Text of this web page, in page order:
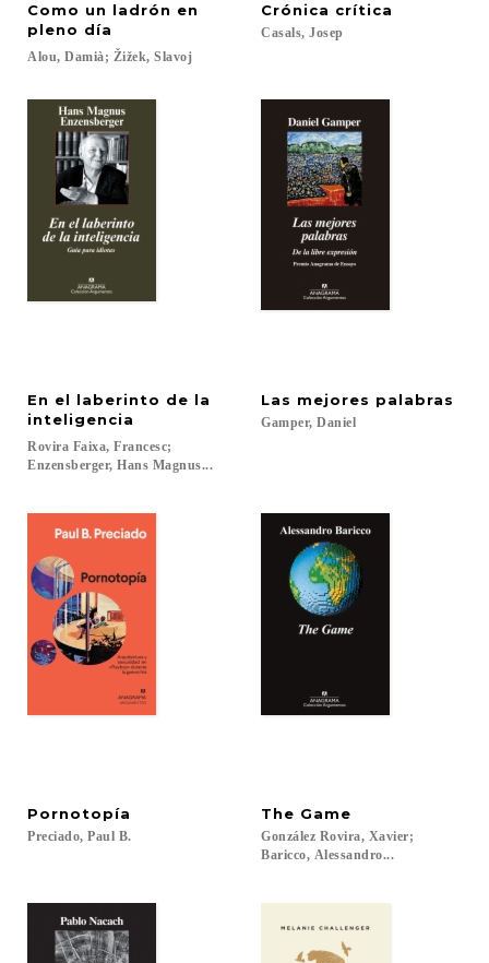
Como un ladrón en
pleno día
Alou, Damià; Žižek, Slavoj
Crónica crítica
Casals, Josep
En el laberinto de la
inteligencia
Rovira Faixa, Francesc;
Enzensberger, Hans Magnus...
Las mejores palabras
Gamper, Daniel
Pornotopía
Preciado, Paul B.
The Game
González Rovira, Xavier;
Baricco, Alessandro...